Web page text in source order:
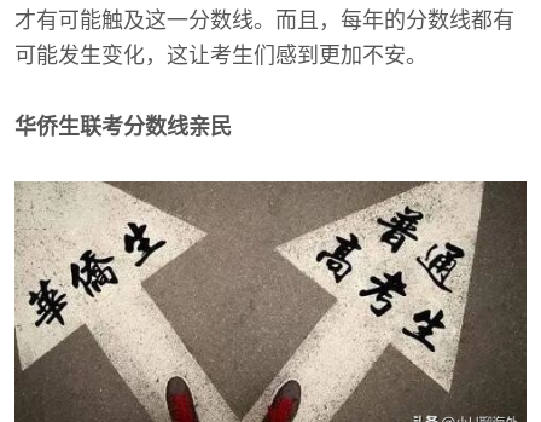
才有可能触及这一分数线。而且，每年的分数线都有
可能发生变化，这让考生们感到更加不安。
华侨生联考分数线亲民